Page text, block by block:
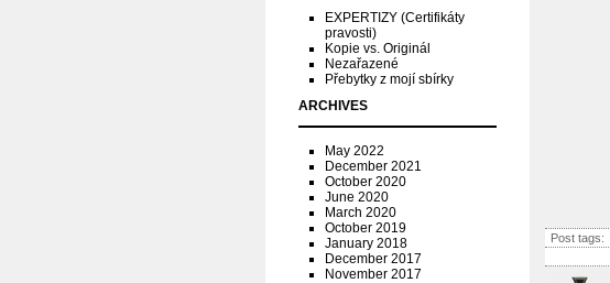
EXPERTIZY (Certifikáty
pravosti)
Kopie vs. Originál
Nezařazené
Přebytky z mojí sbírky
ARCHIVES
May 2022
December 2021
October 2020
June 2020
March 2020
October 2019
January 2018
December 2017
November 2017
Post tags: